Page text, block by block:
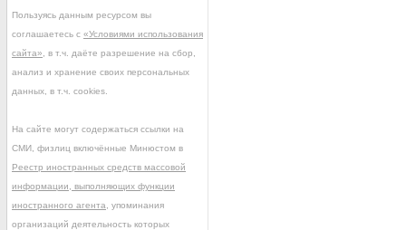
Пользуясь данным ресурсом вы
соглашаетесь с «Условиями использования
сайта» , в т.ч. даёте разрешение на сбор,
анализ и хранение своих персональных
данных, в т.ч. cookies.
На сайте могут содержаться ссылки на
СМИ, физлиц включённые Минюстом в
Реестр иностранных средств массовой
информации, выполняющих функции
иностранного агента , упоминания
организаций деятельность которых